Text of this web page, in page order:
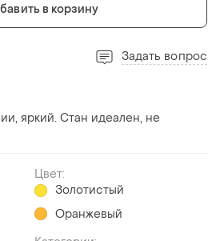
в корзину
Задать вопрос
яркий. Стан идеален, не
Цвет:
Золотистый
Оранжевый